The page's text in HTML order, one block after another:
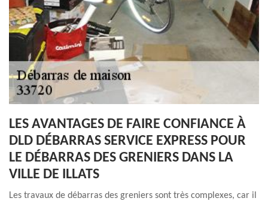
LES AVANTAGES DE FAIRE CONFIANCE À
DLD DÉBARRAS SERVICE EXPRESS POUR
LE DÉBARRAS DES GRENIERS DANS LA
VILLE DE ILLATS
Les travaux de débarras des greniers sont très complexes, car il